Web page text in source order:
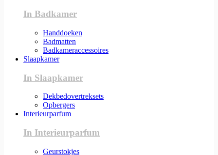
In Badkamer
Handdoeken
Badmatten
Badkameraccessoires
Slaapkamer
In Slaapkamer
Dekbedovertreksets
Opbergers
Interieurparfum
In Interieurparfum
Geurstokjes